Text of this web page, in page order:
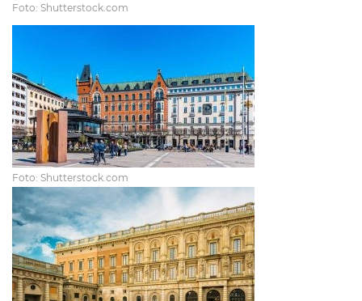
Foto: Shutterstock.com
Foto: Shutterstock.com